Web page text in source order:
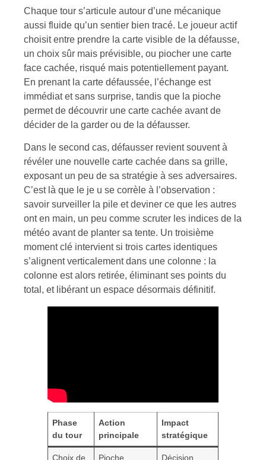
Chaque tour s’articule autour d’une mécanique
aussi fluide qu’un sentier bien tracé. Le joueur actif
choisit entre prendre la carte visible de la défausse,
un choix sûr mais prévisible, ou piocher une carte
face cachée, risqué mais potentiellement payant.
En prenant la carte défaussée, l’échange est
immédiat et sans surprise, tandis que la pioche
permet de découvrir une carte cachée avant de
décider de la garder ou de la défausser.
Dans le second cas, défausser revient souvent à
révéler une nouvelle carte cachée dans sa grille,
exposant un peu de sa stratégie à ses adversaires.
C’est là que le je u se corrèle à l’observation :
savoir surveiller la pile et deviner ce que les autres
ont en main, un peu comme scruter les indices de la
météo avant de planter sa tente. Un troisième
moment clé intervient si trois cartes identiques
s’alignent verticalement dans une colonne : la
colonne est alors retirée, éliminant ses points du
total, et libérant un espace désormais définitif.
Phase
du tour
Action
principale
Impact
stratégique
Choix de Pioche Décision